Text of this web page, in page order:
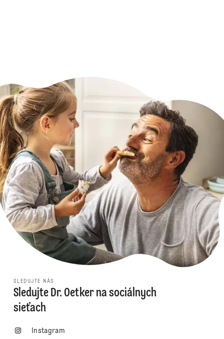
SLEDUJTE NÁS
Sledujte Dr. Oetker na sociálnych
sieťach
Instagram